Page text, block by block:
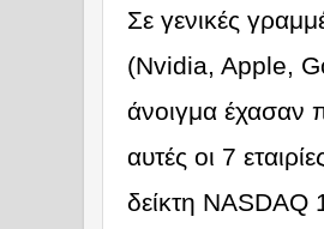
Σε γενικές
(Nvidia, Apple,
άνοιγμα έχασαν
αυτές οι 7
δείκτη NASDAQ